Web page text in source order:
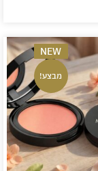
NEW
מבצע!